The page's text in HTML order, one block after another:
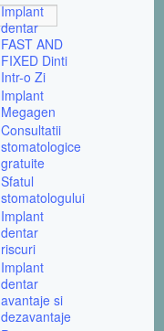
Implant
dentar
FAST AND
FIXED Dinti
Intr-o Zi
Implant
Megagen
Consultatii
stomatologice
gratuite
Sfatul
stomatologului
Implant
dentar
riscuri
Implant
dentar
avantaje si
dezavantaje